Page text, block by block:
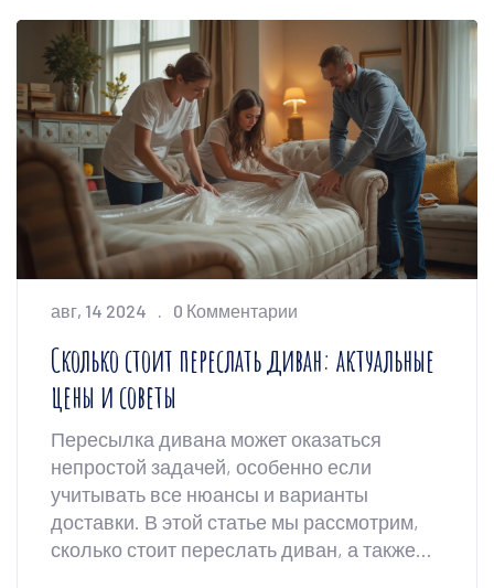
Информация будет полезна всем, кто
планирует переезд или хочет доставить
мебель в пределах города.
авг, 14 2024 0 Комментарии
Сколько стоит переслать диван: актуальные
цены и советы
Пересылка дивана может оказаться
непростой задачей, особенно если
учитывать все нюансы и варианты
доставки. В этой статье мы рассмотрим,
сколько стоит переслать диван, а также